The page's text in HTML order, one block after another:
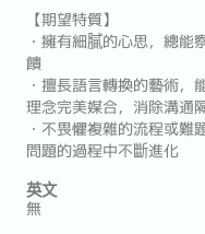
【期望特質】
・擁有細膩的心思，總
饋
・擅長語言轉換的藝術
理念完美媒合，消除溝通
・不畏懼複雜的流程或
問題的過程中不斷進化
英文
無